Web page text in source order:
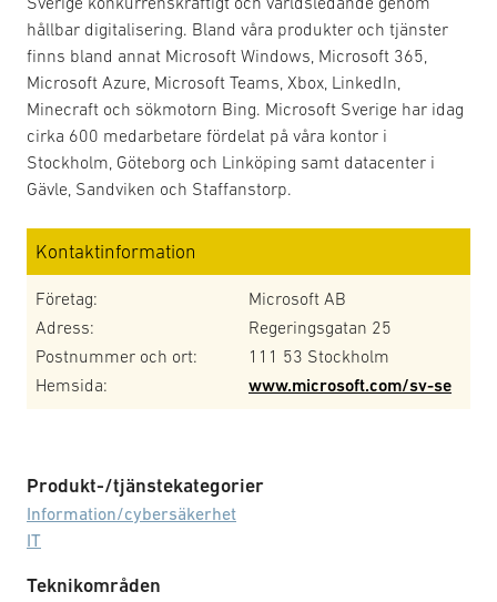
hållbar digitalisering. Bland våra produkter och tjänster
finns bland annat Microsoft Windows, Microsoft 365,
Microsoft Azure, Microsoft Teams, Xbox, LinkedIn,
Minecraft och sökmotorn Bing. Microsoft Sverige har idag
cirka 600 medarbetare fördelat på våra kontor i
Stockholm, Göteborg och Linköping samt datacenter i
Gävle, Sandviken och Staffanstorp.
Kontaktinformation
Företag:
Microsoft AB
Adress:
Regeringsgatan 25
Postnummer och ort:
111 53 Stockholm
Hemsida:
www.microsoft.com/sv-se
Produkt-/tjänstekategorier
Information/cybersäkerhet
IT
Teknikområden